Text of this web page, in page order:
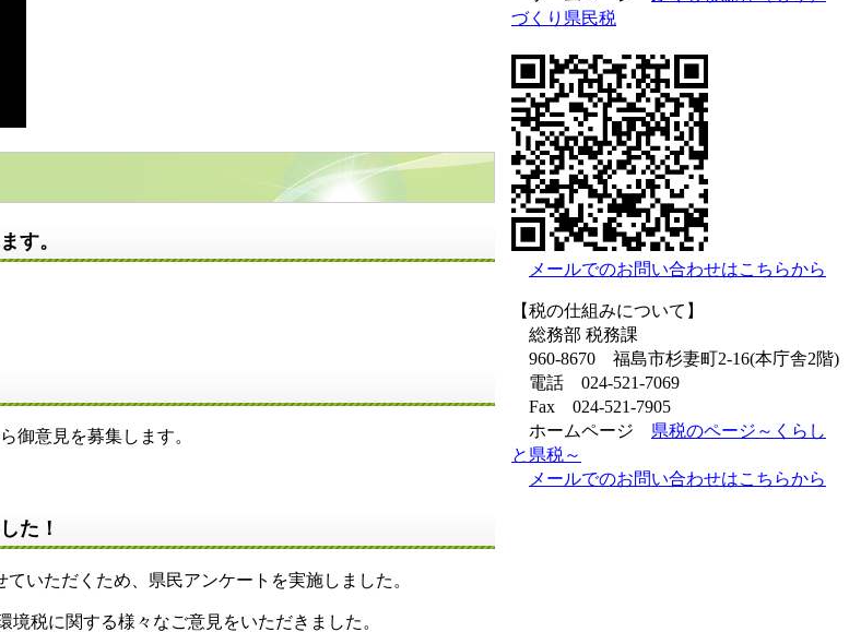
す。
御意見を募集します。
た！
いただくため、県民アンケートを実施しました。
税に関する様々なご意見をいただきました。
づくり県民税
メールでのお問い合わせはこちらから
【税の仕組みについて】
総務部 税務課
960-8670 福島市杉妻町2-16(本庁舎2階)
電話 024-521-7069
Fax 024-521-7905
ホームページ 県税のページ～くらし
と県税～
メールでのお問い合わせはこちらから